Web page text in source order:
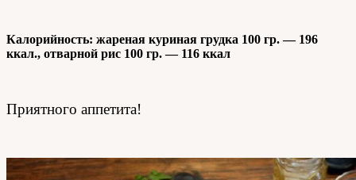
Калорийность: жареная куриная грудка 100 гр. — 196
ккал., отварной рис 100 гр. — 116 ккал
Приятного аппетита!